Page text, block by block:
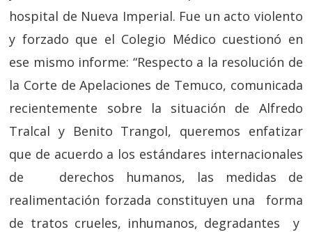
hospital de Nueva Imperial. Fue un acto violento
y forzado que el Colegio Médico cuestionó en
ese mismo informe: “Respecto a la resolución de
la Corte de Apelaciones de Temuco, comunicada
recientemente sobre la situación de Alfredo
Tralcal y Benito Trangol, queremos enfatizar
que de acuerdo a los estándares internacionales
de derechos humanos, las medidas de
realimentación forzada constituyen una forma
de tratos crueles, inhumanos, degradantes y